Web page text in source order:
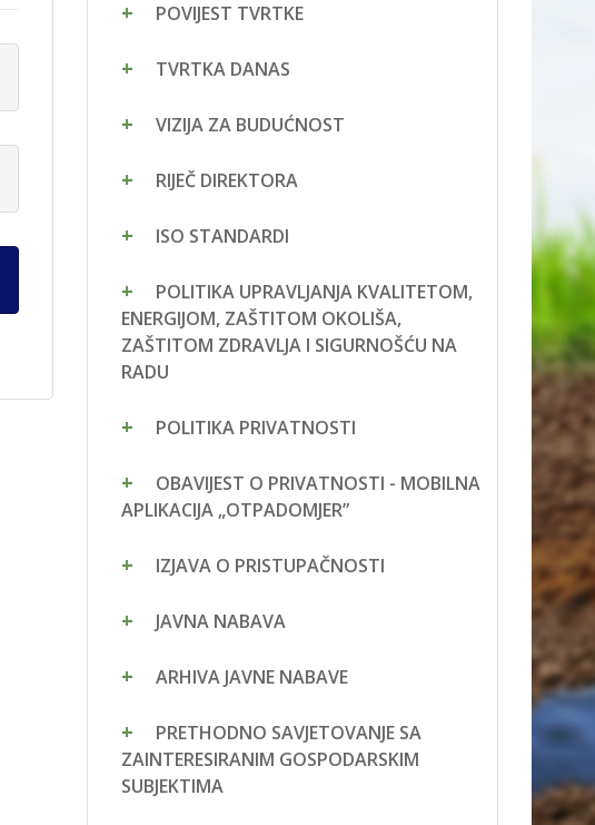
POVIJEST TVRTKE
TVRTKA DANAS
VIZIJA ZA BUDUĆNOST
RIJEČ DIREKTORA
ISO STANDARDI
POLITIKA UPRAVLJANJA KVALITETOM,
ENERGIJOM, ZAŠTITOM OKOLIŠA,
ZAŠTITOM ZDRAVLJA I SIGURNOŠĆU NA
RADU
POLITIKA PRIVATNOSTI
OBAVIJEST O PRIVATNOSTI - MOBILNA
APLIKACIJA „OTPADOMJER”
IZJAVA O PRISTUPAČNOSTI
JAVNA NABAVA
ARHIVA JAVNE NABAVE
PRETHODNO SAVJETOVANJE SA
ZAINTERESIRANIM GOSPODARSKIM
SUBJEKTIMA